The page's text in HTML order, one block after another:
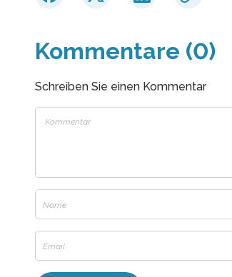
Kommentare (0)
Schreiben Sie einen Kommentar